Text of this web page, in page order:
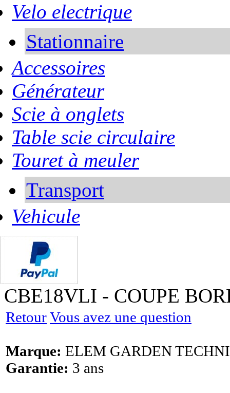
Velo electrique
Stationnaire
Accessoires
Générateur
Scie à onglets
Table scie circulaire
Touret à meuler
Transport
Vehicule
CBE18VLI - COUPE
RetourVous avez une question
Marque: ELEM GARDEN
Garantie: 3 ans